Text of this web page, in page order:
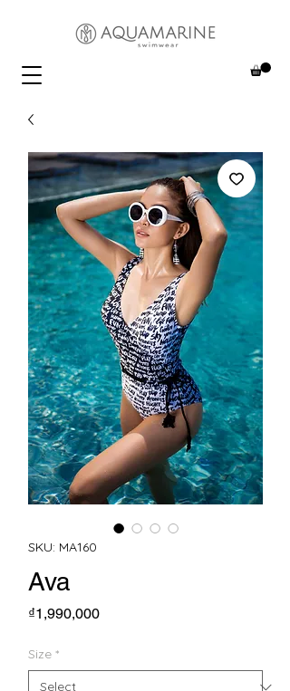
SKU: MA160
Ava
₫1,990,000Price
Size *